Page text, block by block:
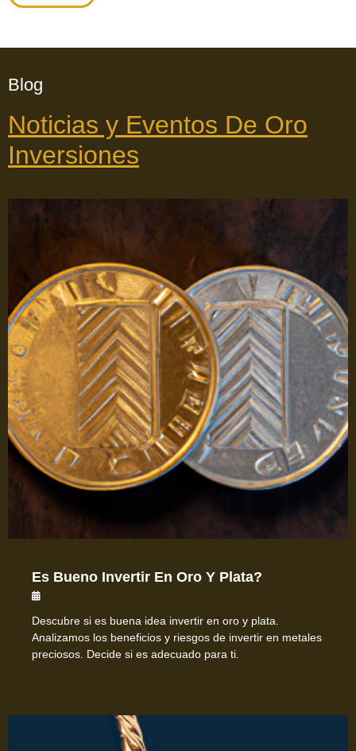
Blog
Noticias y Eventos De Oro
Inversiones
Es Bueno Invertir En Oro Y Plata?
Descubre si es buena idea invertir en oro y plata.
Analizamos los beneficios y riesgos de invertir en metales
preciosos. Decide si es adecuado para ti.